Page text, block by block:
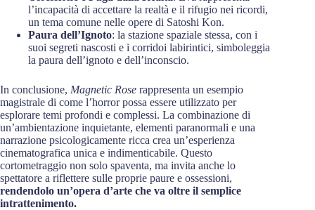
l’incapacità di accettare la realtà e il rifugio nei ricordi,
un tema comune nelle opere di Satoshi Kon.
Paura dell’Ignoto: la stazione spaziale stessa, con i
suoi segreti nascosti e i corridoi labirintici, simboleggia
la paura dell’ignoto e dell’inconscio.
In conclusione, Magnetic Rose rappresenta un esempio
magistrale di come l’horror possa essere utilizzato per
esplorare temi profondi e complessi. La combinazione di
un’ambientazione inquietante, elementi paranormali e una
narrazione psicologicamente ricca crea un’esperienza
cinematografica unica e indimenticabile. Questo
cortometraggio non solo spaventa, ma invita anche lo
spettatore a riflettere sulle proprie paure e ossessioni,
rendendolo un’opera d’arte che va oltre il semplice
intrattenimento.